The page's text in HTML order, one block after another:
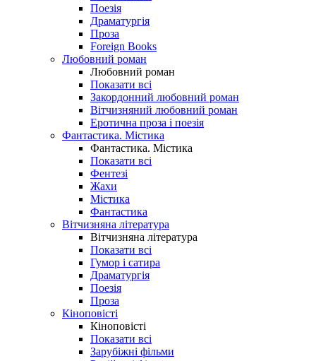
Поезія
Драматургія
Проза
Foreign Books
Любовний роман
Любовний роман
Показати всі
Закордонний любовний роман
Вітчизняний любовний роман
Еротична проза і поезія
Фантастика. Містика
Фантастика. Містика
Показати всі
Фентезі
Жахи
Містика
Фантастика
Вітчизняна література
Вітчизняна література
Показати всі
Гумор і сатира
Драматургія
Поезія
Проза
Кіноповісті
Кіноповісті
Показати всі
Зарубіжні фільми